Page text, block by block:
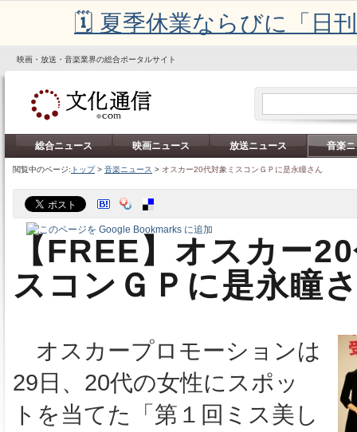
🗓️ 夏季休業ならびに「日
映画・放送・音楽業界の総合ポータルサイト
総合ニュース 映画ニュース 放送ニュース 音楽
閲覧中のページ: トップ> 音楽ニュース > オスカー20代対象ミスコンＧＰに是永瞳さん
【FREE】オスカー
スコンＧＰに是永瞳
オスカープロモーションは
29日、20代の女性にスポッ
トを当てた「第１回ミス美し